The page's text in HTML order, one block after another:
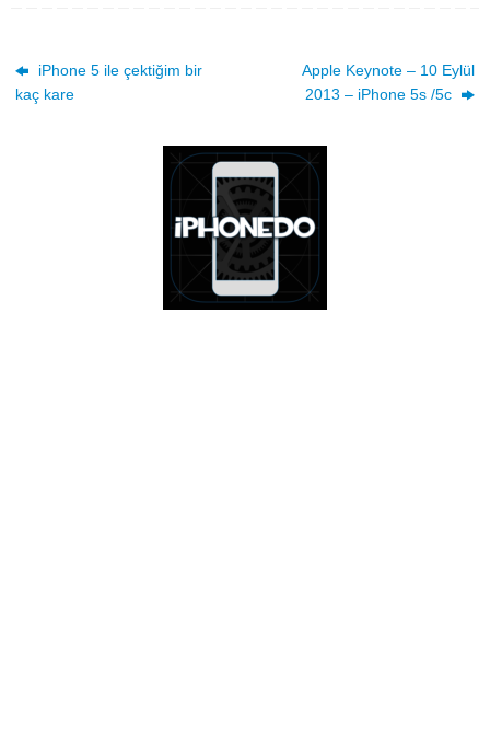
iPhone 5 ile çektiğim bir
kaç kare
Apple Keynote – 10 Eylül
2013 – iPhone 5s /5c